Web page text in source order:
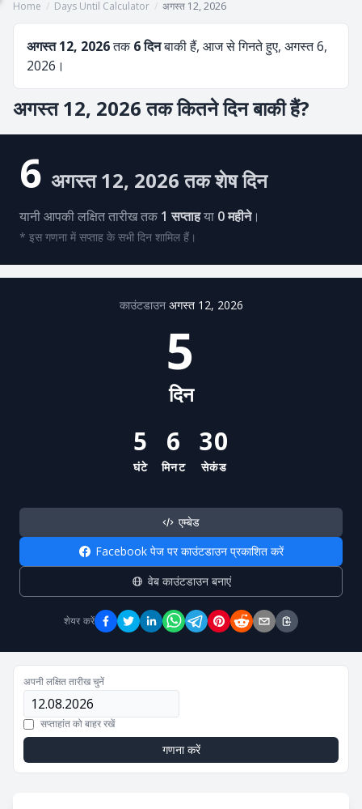
Home / Days Until Calculator / अगस्त 12, 2026
अगस्त 12, 2026तक6 दिनबाकी हैं, आज से गिनते हुए, अगस्त 6,
2026।
अगस्त 12, 2026 तक कितने दिन बाकी हैं?
6 अगस्त 12, 2026 तक शेष दिन
यानी आपकी लक्षित तारीख तक 1 सप्ताहया 0 महीने।
* इस गणना में सप्ताह के सभी दिन शामिल हैं।
काउंटडाउन अगस्त 12, 2026
5
दिन
5
घंटे
6
मिनट
30
सेकंड
एम्बेड
Facebook पेज पर काउंटडाउन प्रकाशित करें
वेब काउंटडाउन बनाएं
शेयर करें
अपनी लक्षित तारीख चुनें
सप्ताहांत को बाहर रखें
गणना करें